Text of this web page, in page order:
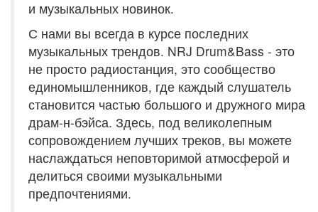
и музыкальных новинок.
С нами вы всегда в курсе последних
музыкальных трендов. NRJ Drum&Bass - это
не просто радиостанция, это сообщество
единомышленников, где каждый слушатель
становится частью большого и дружного мира
драм-н-бэйса. Здесь, под великолепным
сопровождением лучших треков, вы можете
наслаждаться неповторимой атмосферой и
делиться своими музыкальными
предпочтениями.